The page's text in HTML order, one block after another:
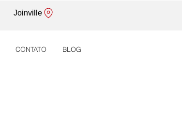
Joinville
CONTATO BLOG